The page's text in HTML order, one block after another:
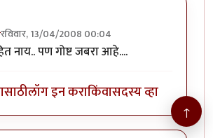
रविवार, 13/04/2008 00:04
नाय.. पण गोष्ट जबरा आहे....
लॉग इन कराकिंवासदस्य व्हा
↑